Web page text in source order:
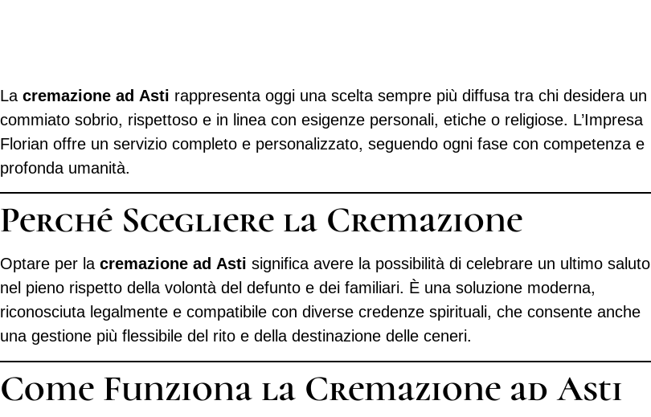
Lacremazione ad Asti rappresenta oggi una scelta sempre più diffusa tra chi desidera un
commiato sobrio, rispettoso e in linea con esigenze personali, etiche o religiose. L’Impresa
Florian offre un servizio completo e personalizzato, seguendo ogni fase con competenza e
profonda umanità.
Perché Scegliere la Cremazione
Optare per lacremazione ad Astisignifica avere la possibilità di celebrare un ultimo saluto
nel pieno rispetto della volontà del defunto e dei familiari. È una soluzione moderna,
riconosciuta legalmente e compatibile con diverse credenze spirituali, che consente anche
una gestione più flessibile del rito e della destinazione delle ceneri.
Come Funziona la Cremazione ad Asti